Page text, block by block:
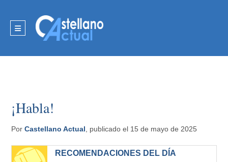
¡Habla!
PorCastellano Actual , publicado el 15 de mayo de 2025
RECOMENDACIONES DEL DÍA